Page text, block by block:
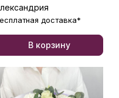
доставка*
В корзину